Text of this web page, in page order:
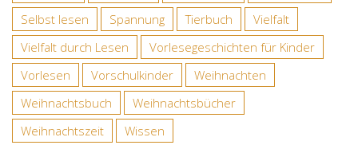
Selbst lesen
Spannung Tierbuch
Vielfalt
Vielfalt durch Lesen
Vorlesegeschichten für Kinder
Vorlesen
Vorschulkinder
Weihnachten
Weihnachtsbuch
Weihnachtsbücher
Weihnachtszeit
Wissen